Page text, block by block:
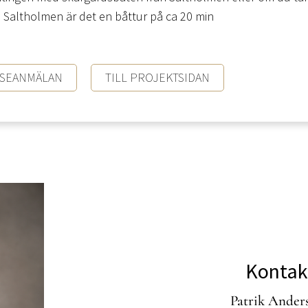
Saltholmen är det en båttur på ca 20 min
TILL PROJEKTSIDAN
Patrik